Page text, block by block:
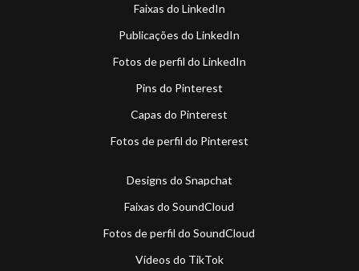
Faixas do LinkedIn
Publicações do LinkedIn
Fotos de perfil do LinkedIn
Pins do Pinterest
Capas do Pinterest
Fotos de perfil do Pinterest
Designs do Snapchat
Faixas do SoundCloud
Fotos de perfil do SoundCloud
Vídeos do TikTok